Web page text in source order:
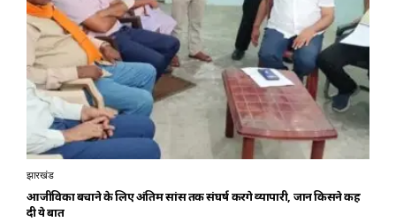
झारखंड
आजीविका बचाने के लिए अंतिम सांस तक संघर्ष करेंगे व्यापारी, जानें किसने कह
दी ये बात